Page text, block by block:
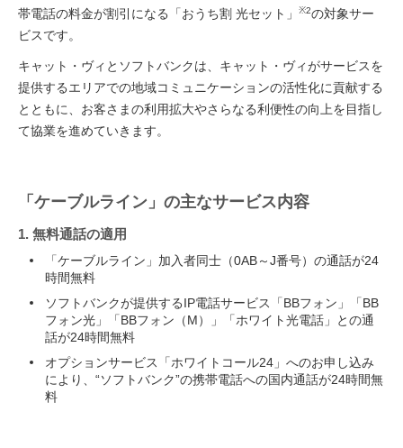
帯電話の料金が割引になる「おうち割 光セット」
※2の対象サー
ビスです。
キャット・ヴィとソフトバンクは、キャット・ヴィがサービスを
提供するエリアでの地域コミュニケーションの活性化に貢献する
とともに、お客さまの利用拡大やさらなる利便性の向上を目指し
て協業を進めていきます。
「ケーブルライン」の主なサービス内容
1. 無料通話の適用
「ケーブルライン」加入者同士（0AB～J番号）の通話が24
時間無料
ソフトバンクが提供するIP電話サービス「BBフォン」「BB
フォン光」「BBフォン（M）」「ホワイト光電話」との通
話が24時間無料
オプションサービス「ホワイトコール24」へのお申し込み
により、“ソフトバンク”の携帯電話への国内通話が24時間無
料